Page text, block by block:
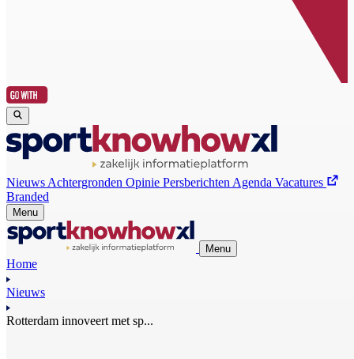
Nieuws Achtergronden Opinie Persberichten Agenda Vacatures
Branded
Menu
Menu
Home
Nieuws
Rotterdam innoveert met sp...